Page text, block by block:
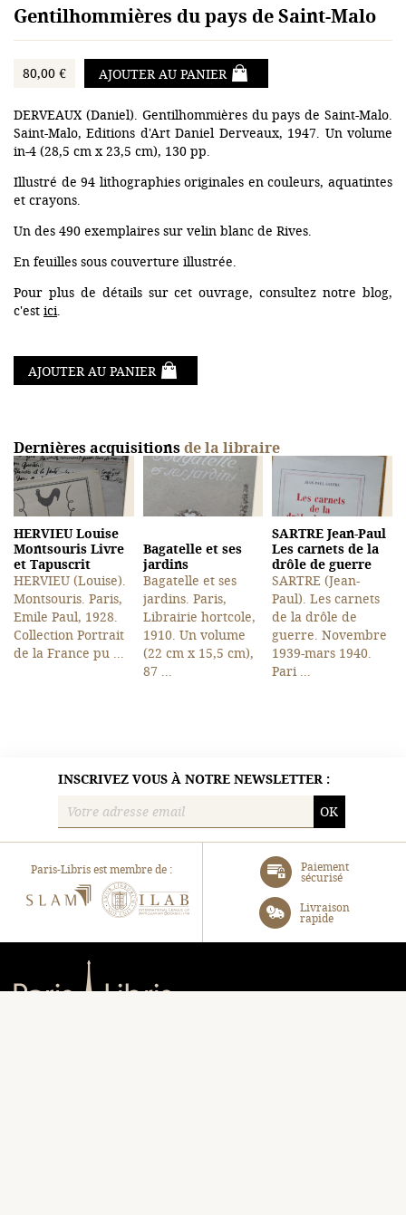
Gentilhommières du pays de Saint-Malo
80,00 € AJOUTER AU PANIER
DERVEAUX (Daniel). Gentilhommières du pays de Saint-Malo.
Saint-Malo, Editions d'Art Daniel Derveaux, 1947. Un volume
in-4 (28,5 cm x 23,5 cm), 130 pp.
Illustré de 94 lithographies originales en couleurs, aquatintes
et crayons.
Un des 490 exemplaires sur velin blanc de Rives.
En feuilles sous couverture illustrée.
Pour plus de détails sur cet ouvrage, consultez notre blog,
c'est ici.
AJOUTER AU PANIER
Dernières acquisitionsde la libraire
HERVIEU Louise
Montsouris Livre
et Tapuscrit
HERVIEU (Louise).
Montsouris. Paris,
Emile Paul, 1928.
Collection Portrait
de la France pu ...
Bagatelle et ses
jardins
Bagatelle et ses
jardins. Paris,
Librairie hortcole,
1910. Un volume
(22 cm x 15,5 cm),
87 ...
SARTRE Jean-Paul
Les carnets de la
drôle de guerre
SARTRE (Jean-
Paul). Les carnets
de la drôle de
guerre. Novembre
1939-mars 1940.
Pari ...
INSCRIVEZ VOUS À NOTRE NEWSLETTER :
OK
Paris-Libris est membre de :
SLAM
Paiement
sécurisé
Livraison
rapide